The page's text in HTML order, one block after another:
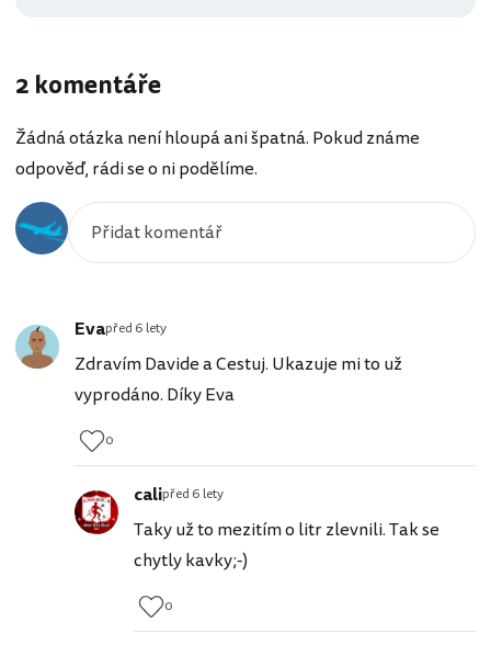
2 komentáře
Žádná otázka není hloupá ani špatná. Pokud známe
odpověď, rádi se o ni podělíme.
Evapřed 6 lety
Zdravím Davide a Cestuj. Ukazuje mi to už
vyprodáno. Díky Eva
0
calipřed 6 lety
Taky už to mezitím o litr zlevnili. Tak se
chytly kavky;-)
0